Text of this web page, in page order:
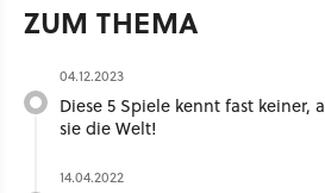
ZUM THEMA
04.12.2023
Diese 5 Spiele kennt fast keiner,
sie die Welt!
14.04.2022